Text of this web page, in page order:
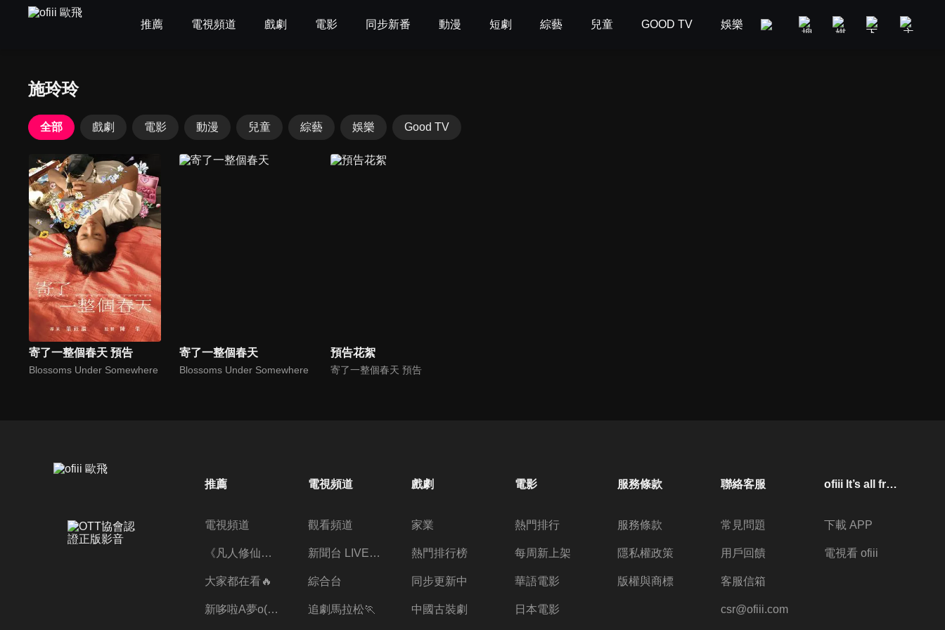
推薦 電視頻道 戲劇 電影 同步新番 動漫 短劇 綜藝 兒童 GOOD TV 娛樂 美食旅遊 新聞政論
施玲玲
全部 戲劇 電影 動漫 兒童 綜藝 娛樂 Good TV
寄了一整個春天 預告
Blossoms Under Somewhere
寄了一整個春天
Blossoms Under Somewhere
預告花絮
寄了一整個春天 預告
推薦
電視頻道
《凡人修仙傳》第五季全新開播✨
大家都在看🔥
新哆啦A夢o((ﾐﾟｴﾟﾐ))o
電視頻道
觀看頻道
新聞台 LIVE 直播
綜合台
追劇馬拉松🏃
戲劇
家業
熱門排行榜
同步更新中
中國古裝劇
電影
熱門排行
每周新上架
華語電影
日本電影
服務條款
服務條款
隱私權政策
版權與商標
聯絡客服
常見問題
用戶回饋
客服信箱
csr@ofiii.com
ofiii lt’s all free
下載 APP
電視看 ofiii